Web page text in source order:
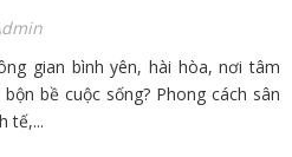
gian bình yên, hài hòa, nơi tâm
bề cuộc sống? Phong cách sân
tế,...